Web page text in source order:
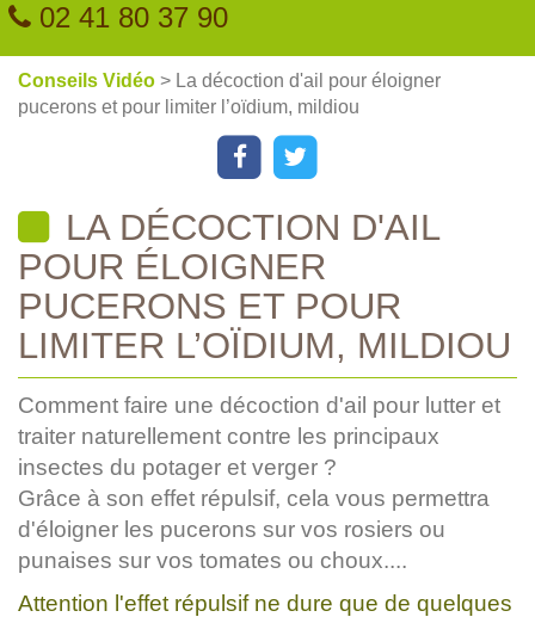
02 41 80 37 90
Conseils Vidéo > La décoction d'ail pour éloigner
pucerons et pour limiter l’oïdium, mildiou
LA DÉCOCTION D'AIL
POUR ÉLOIGNER
PUCERONS ET POUR
LIMITER L’OÏDIUM, MILDIOU
Comment faire une décoction d'ail pour lutter et
traiter naturellement contre les principaux
insectes du potager et verger ?
Grâce à son effet répulsif, cela vous permettra
d'éloigner les pucerons sur vos rosiers ou
punaises sur vos tomates ou choux....
Attention l'effet répulsif ne dure que de quelques